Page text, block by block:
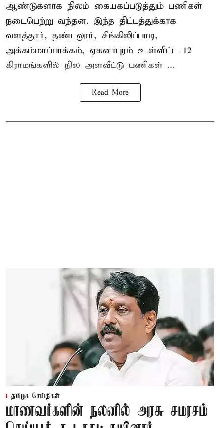
ஆண்டுகளாக நிலம் கையகப்படுத்தும் பணிகள்
நடைபெற்று வந்தன. இந்த திட்டத்துக்காக
வளத்தூர், தண்டலூர், சிங்கிலிப்பாடி,
அக்கம்மாப்பாக்கம், ஏகனாபுரம் உள்ளிட்ட 12
கிராமங்களில் நில அளவீட்டு பணிகள் ...
Read More
தமிழக செய்திகள்
மாணவர்களின் நலனில் அரசு சமரசம்